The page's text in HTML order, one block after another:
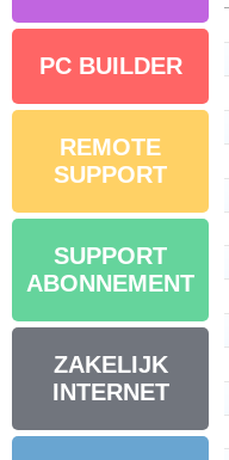
PC BUILDER
REMOTE
SUPPORT
SUPPORT
ABONNEMENT
ZAKELIJK
INTERNET